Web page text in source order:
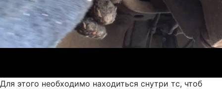
Для этого необходимо находиться снутри тс, чтоб